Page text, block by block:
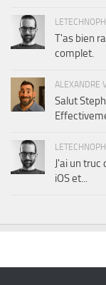
T'as bien
complet.
ALEXANDRE
Salut
J'ai un
iOS et...